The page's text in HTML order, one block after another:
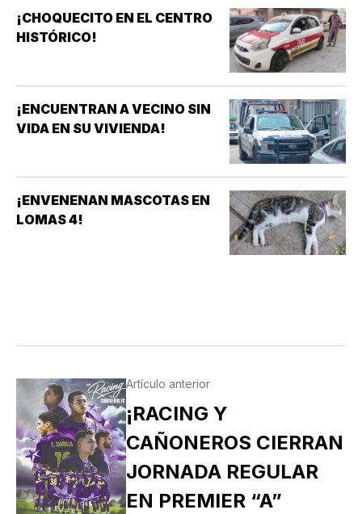
¡CHOQUECITO EN EL CENTRO
HISTÓRICO!
¡ENCUENTRAN A VECINO SIN
VIDA EN SU VIVIENDA!
¡ENVENENAN MASCOTAS EN
LOMAS 4!
Artículo anterior
¡RACING Y
CAÑONEROS CIERRAN
JORNADA REGULAR
EN PREMIER “A”